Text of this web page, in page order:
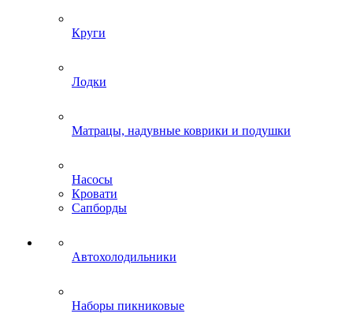
Круги
Лодки
Матрацы, надувные коврики и подушки
Насосы
Кровати
Сапборды
Автохолодильники
Наборы пикниковые